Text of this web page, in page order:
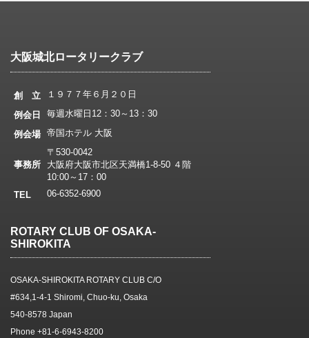
大阪城北ロータリークラブ
創 立
１９７７年６月２０日
例会日
毎週水曜日12：30～13：30
例会場 帝国ホテル 大阪
事務所
〒530-0042
大阪府大阪市北区天満橋1-8-50 ４階
10:00～17：00
TEL
06-6352-6900
ROTARY CLUB OF OSAKA-
SHIROKITA
OSAKA-SHIROKITA ROTARY CLUB C/O
#634,1-4-1 Shiromi, Chuo-ku, Osaka
540-8578 Japan
Phone +81-6-6943-8200